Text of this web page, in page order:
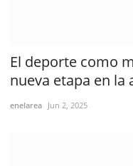
El deporte como
nueva etapa en la
enelarea Jun 2, 2025